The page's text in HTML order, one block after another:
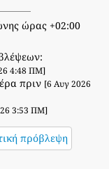
ώρας +02:00
4:48 ΠΜ]
πριν [6 Αυγ 2026
3:53 ΠΜ]
πρόβλεψη